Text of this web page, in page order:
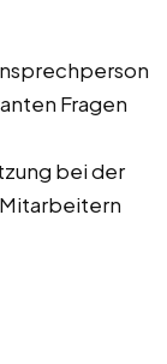
Fragen
bei der